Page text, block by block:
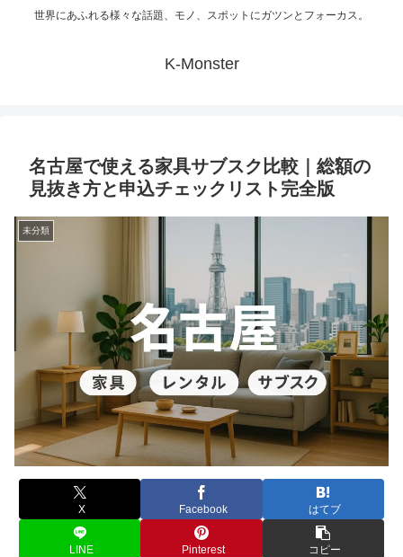
世界にあふれる様々な話題、モノ、スポットにガツンとフォーカス。
K-Monster
名古屋で使える家具サブスク比較｜総額の
見抜き方と申込チェックリスト完全版
未分類
X Facebook はてブ
LINE Pinterest コピー